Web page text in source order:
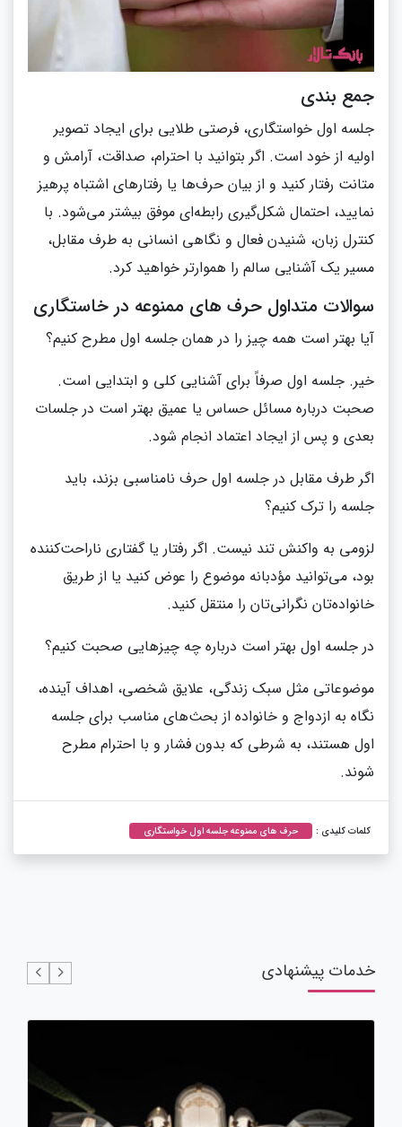
جمع‌ بندی
جلسه اول خواستگاری، فرصتی طلایی برای ایجاد تصویر
اولیه از خود است. اگر بتوانید با احترام، صداقت، آرامش و
متانت رفتار کنید و از بیان حرف‌ها یا رفتارهای اشتباه پرهیز
نمایید، احتمال شکل‌گیری رابطه‌ای موفق بیشتر می‌شود. با
کنترل زبان، شنیدن فعال و نگاهی انسانی به طرف مقابل،
مسیر یک آشنایی سالم را هموارتر خواهید کرد.
سوالات متداول حرف های ممنوعه در خاستگاری
آیا بهتر است همه چیز را در همان جلسه اول مطرح کنیم؟
خیر. جلسه اول صرفاً برای آشنایی کلی و ابتدایی است.
صحبت درباره مسائل حساس یا عمیق بهتر است در جلسات
بعدی و پس از ایجاد اعتماد انجام شود.
اگر طرف مقابل در جلسه اول حرف نامناسبی بزند، باید
جلسه را ترک کنیم؟
لزومی به واکنش تند نیست. اگر رفتار یا گفتاری ناراحت‌کننده
بود، می‌توانید مؤدبانه موضوع را عوض کنید یا از طریق
خانواده‌تان نگرانی‌تان را منتقل کنید.
در جلسه اول بهتر است درباره چه چیزهایی صحبت کنیم؟
موضوعاتی مثل سبک زندگی، علایق شخصی، اهداف آینده،
نگاه به ازدواج و خانواده از بحث‌های مناسب برای جلسه
اول هستند، به شرطی که بدون فشار و با احترام مطرح
شوند.
کلمات کلیدی : حرف های ممنوعه جلسه اول خواستگاری
خدمات پیشنهادی